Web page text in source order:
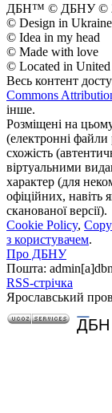
ДБН™ © ДБНУ ©
© Design in Ukraine
© Idea in my head
© Made with love
© Located in United
Весь контент
Commons
інше.
Розміщені на
(електронні файли
схожість
віртуальними
характер (для
офіційних, навіть
сканованої версії).
Cookie Policy,
з користувачем.
Про ДБНУ
Пошта:
RSS-стрічка
Ярославський